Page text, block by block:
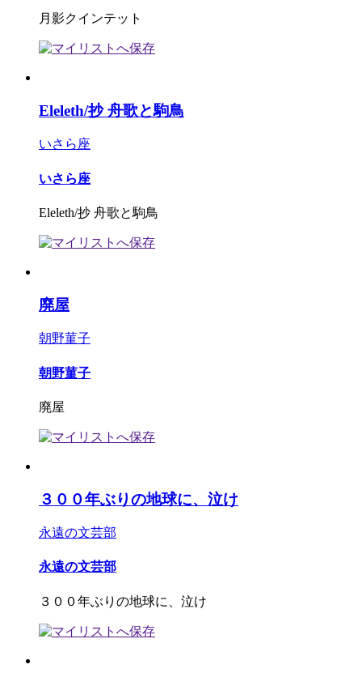
月影クインテット
Eleleth/抄 舟歌と駒鳥
いさら座
いさら座
Eleleth/抄 舟歌と駒鳥
廃屋
朝野菫子
朝野菫子
廃屋
３００年ぶりの地球に、泣け
永遠の文芸部
永遠の文芸部
３００年ぶりの地球に、泣け